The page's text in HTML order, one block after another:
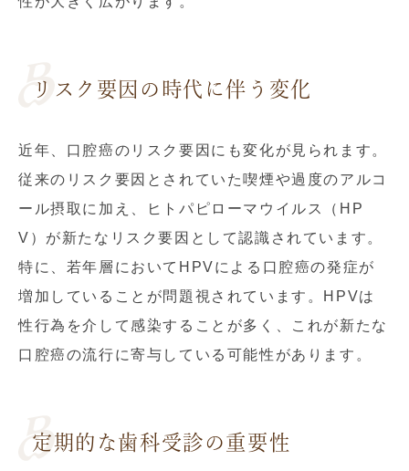
リスク要因の時代に伴う変化
近年、口腔癌のリスク要因にも変化が見られます。
従来のリスク要因とされていた喫煙や過度のアルコ
ール摂取に加え、ヒトパピローマウイルス（HP
V）が新たなリスク要因として認識されています。
特に、若年層においてHPVによる口腔癌の発症が
増加していることが問題視されています。HPVは
性行為を介して感染することが多く、これが新たな
口腔癌の流行に寄与している可能性があります。
定期的な歯科受診の重要性